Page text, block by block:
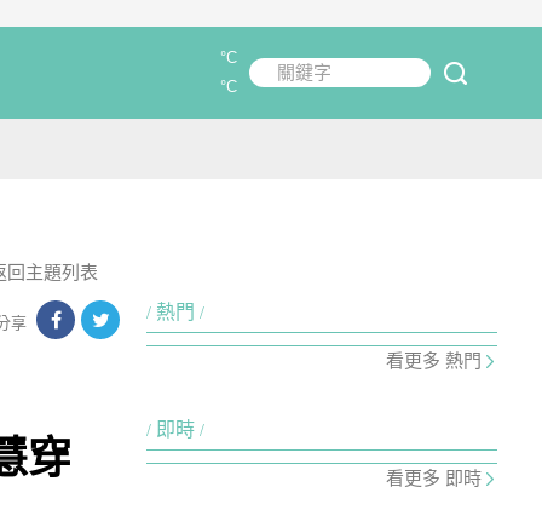
關鍵字
°C
°C
回主題列表
享
穿
熱門
看更多 熱門
即時
看更多 即時